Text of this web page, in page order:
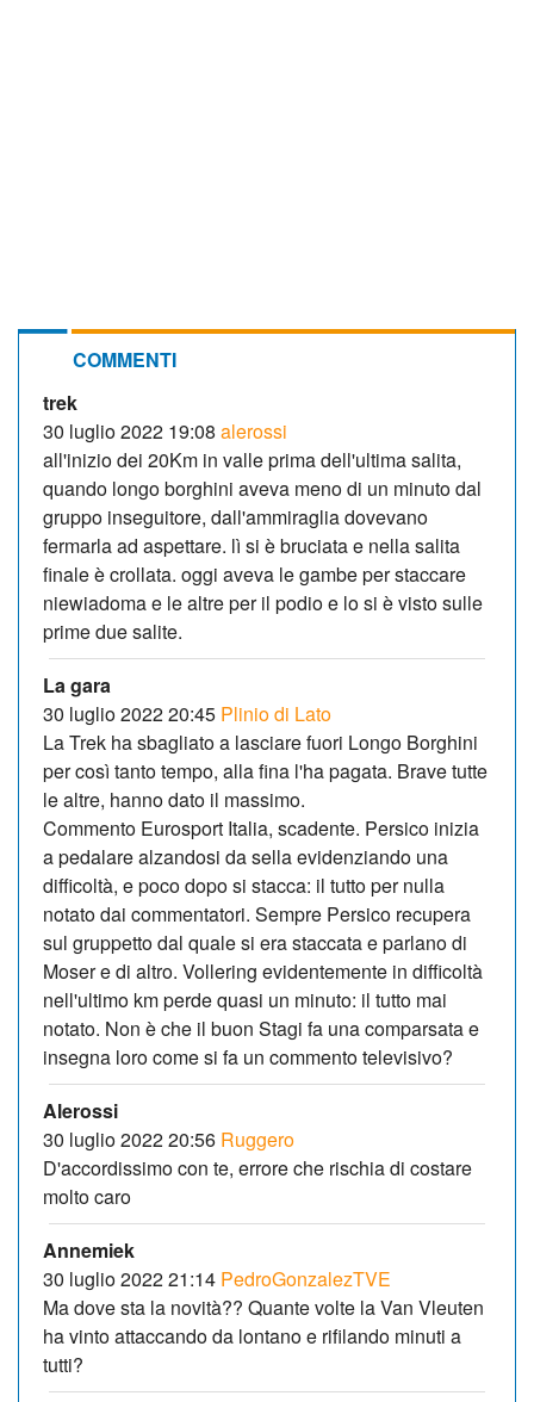
COMMENTI
trek
30 luglio 2022 19:08 alerossi
all'inizio dei 20Km in valle prima dell'ultima salita,
quando longo borghini aveva meno di un minuto dal
gruppo inseguitore, dall'ammiraglia dovevano
fermarla ad aspettare. lì si è bruciata e nella salita
finale è crollata. oggi aveva le gambe per staccare
niewiadoma e le altre per il podio e lo si è visto sulle
prime due salite.
La gara
30 luglio 2022 20:45 Plinio di Lato
La Trek ha sbagliato a lasciare fuori Longo Borghini
per così tanto tempo, alla fina l'ha pagata. Brave tutte
le altre, hanno dato il massimo.
Commento Eurosport Italia, scadente. Persico inizia
a pedalare alzandosi da sella evidenziando una
difficoltà, e poco dopo si stacca: il tutto per nulla
notato dai commentatori. Sempre Persico recupera
sul gruppetto dal quale si era staccata e parlano di
Moser e di altro. Vollering evidentemente in difficoltà
nell'ultimo km perde quasi un minuto: il tutto mai
notato. Non è che il buon Stagi fa una comparsata e
insegna loro come si fa un commento televisivo?
Alerossi
30 luglio 2022 20:56 Ruggero
D'accordissimo con te, errore che rischia di costare
molto caro
Annemiek
30 luglio 2022 21:14 PedroGonzalezTVE
Ma dove sta la novità?? Quante volte la Van Vleuten
ha vinto attaccando da lontano e rifilando minuti a
tutti?